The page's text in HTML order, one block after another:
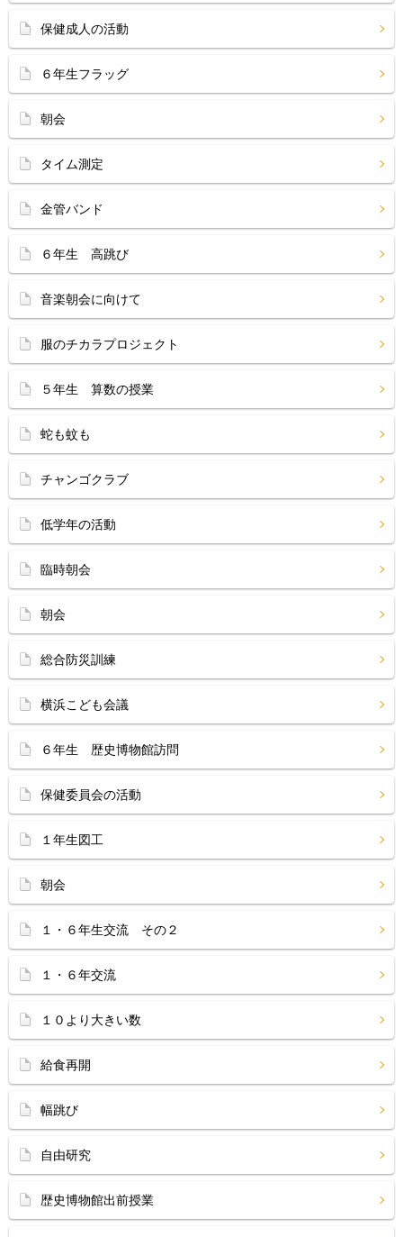
保健成人の活動
６年生フラッグ
朝会
タイム測定
金管バンド
６年生 高跳び
音楽朝会に向けて
服のチカラプロジェクト
５年生 算数の授業
蛇も蚊も
チャンゴクラブ
低学年の活動
臨時朝会
朝会
総合防災訓練
横浜こども会議
６年生 歴史博物館訪問
保健委員会の活動
１年生図工
朝会
１・６年生交流 その２
１・６年交流
１０より大きい数
給食再開
幅跳び
自由研究
歴史博物館出前授業